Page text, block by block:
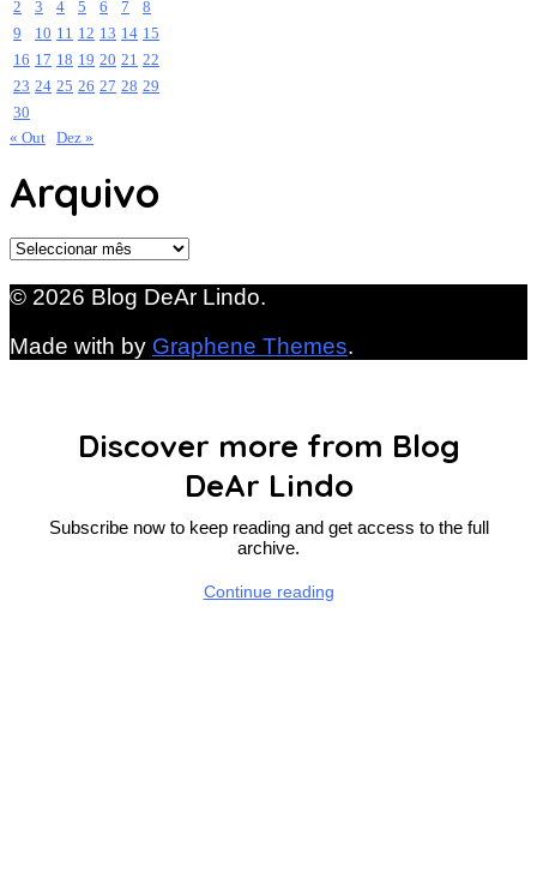
2
3 4 5 6 7
8
9
10 11 12 13 14 15
16 17 18 19 20 21 22
23 24 25 26 27 28 29
30
« Out Dez »
Arquivo
Arquivo
© 2026 Blog DeAr Lindo.
Made with by Graphene Themes.
Discover more from Blog
DeAr Lindo
Subscribe now to keep reading and get access to the full
archive.
Continue reading